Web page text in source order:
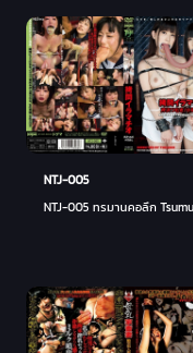
NTJ-005
NTJ-005 ทรมานคอลึก